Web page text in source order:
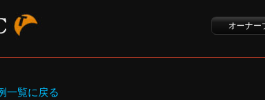
オーナー
一覧に戻る